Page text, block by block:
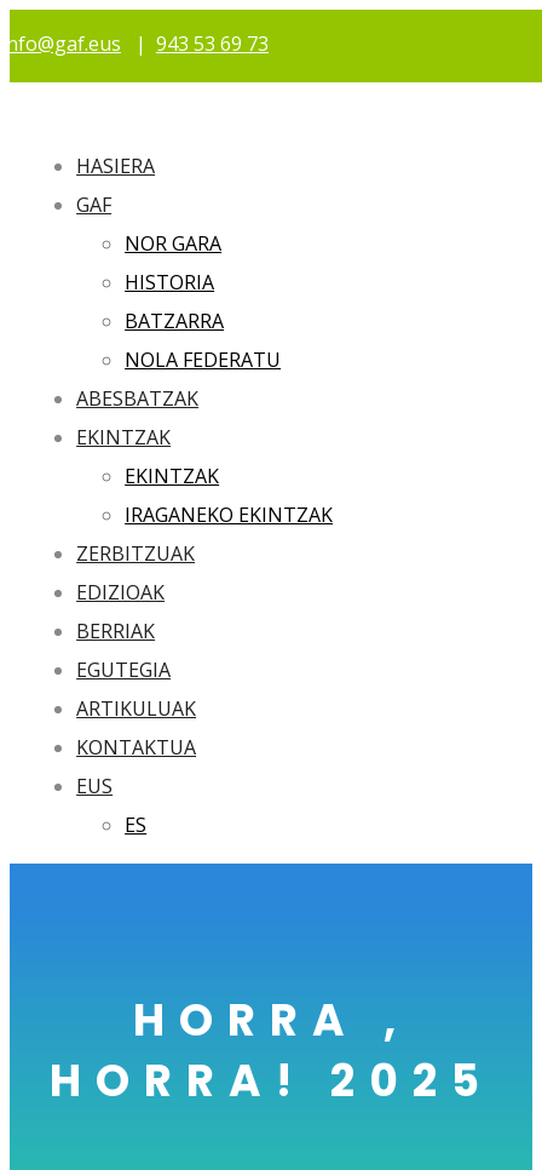
info@gaf.eus | 943 53 69 73
HASIERA
GAF
NOR GARA
HISTORIA
BATZARRA
NOLA FEDERATU
ABESBATZAK
EKINTZAK
EKINTZAK
IRAGANEKO EKINTZAK
ZERBITZUAK
EDIZIOAK
BERRIAK
EGUTEGIA
ARTIKULUAK
KONTAKTUA
EUS
ES
HORRA ,
HORRA! 2025